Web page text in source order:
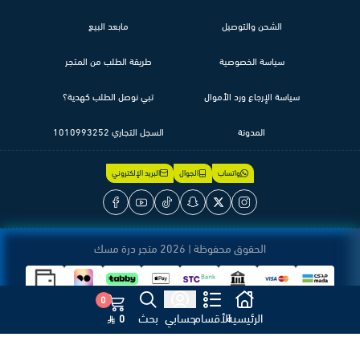
الشحن والتوصيل
سياسة الخصوصية
سياسة الإرجاع ورد الأموال
المدونة
مابعد البيع
طريقة الطلب من المتجر
تبي نوصل الطلب كهدية؟
السجل التجاري 1010993252
واتساب الجوال البريد الإلكتروني
الحقوق محفوظة | 2026 متجر درة مسك
الرئيسيةالأقسامحسابي بحث
0
0